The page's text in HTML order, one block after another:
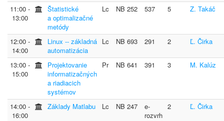
11:00 ‐
13:00
Štatistické
a optimalizačné
metódy
Lc NB 252 537 5 Z. Takáč
12:00 ‐
14:00
Linux -- základná
automatizácia
Lc NB 693 291 2 Ľ. Čirka
13:00 ‐
15:00
Projektovanie
informatizačných
a riadiacich
systémov
Pr NB 641 391 3 M. Kalúz
14:00 ‐
16:00
Základy Matlabu Lc NB 247
e-
rozvrh
2 Ľ. Čirka